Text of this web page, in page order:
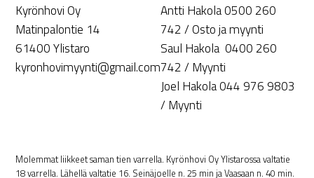
Kyrönhovi Oy
Matinpalontie 14
61400 Ylistaro
kyronhovimyynti@gmail.com
Antti Hakola 0500 260
742 / Osto ja myynti
Saul Hakola 0400 260
742 / Myynti
Joel Hakola 044 976 9803
/ Myynti
Molemmat liikkeet saman tien varrella. Kyrönhovi Oy Ylistarossa valtatie
18 varrella. Lähellä valtatie 16. Seinäjoelle n. 25 min ja Vaasaan n. 40 min.